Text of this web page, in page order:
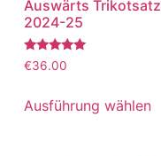
Auswärts Trikotsatz
2024-25
Bewertet
mit
von 5
€36.00
Ausführung wählen